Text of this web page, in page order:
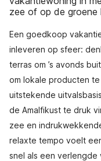
zee of op de groene
Een goedkoop
inleveren op sfeer:
terras om ’s avonds
om lokale producten
uitstekende
de Amalfikust te druk
zee en
relaxte tempo voelt
snel als een verlengde